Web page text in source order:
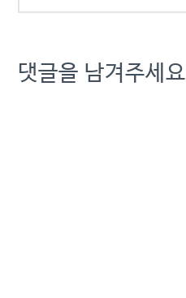
댓글을 남겨주세요